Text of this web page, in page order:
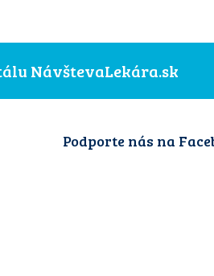
NávštevaLekára.sk
Podporte nás na